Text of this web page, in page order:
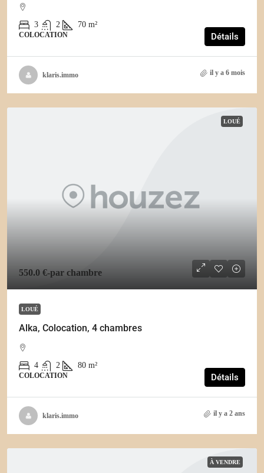
3 2 70 m²
COLOCATION Détails
klaris.immo il y a 6 mois
LOUÉ
550.0 €-par chambre
LOUÉ
Alka, Colocation, 4 chambres
4 2 80 m²
COLOCATION Détails
klaris.immo il y a 2 ans
À VENDRE